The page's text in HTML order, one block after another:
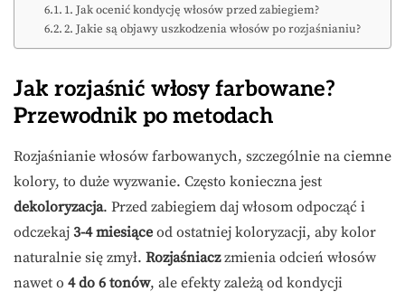
1. Jak ocenić kondycję włosów przed zabiegiem?
2. Jakie są objawy uszkodzenia włosów po rozjaśnianiu?
Jak rozjaśnić włosy farbowane?
Przewodnik po metodach
Rozjaśnianie włosów farbowanych, szczególnie na ciemne
kolory, to duże wyzwanie. Często konieczna jest
dekoloryzacja. Przed zabiegiem daj włosom odpocząć i
odczekaj 3-4 miesiące od ostatniej koloryzacji, aby kolor
naturalnie się zmył. Rozjaśniaczzmienia odcień włosów
nawet o 4 do 6 tonów, ale efekty zależą od kondycji